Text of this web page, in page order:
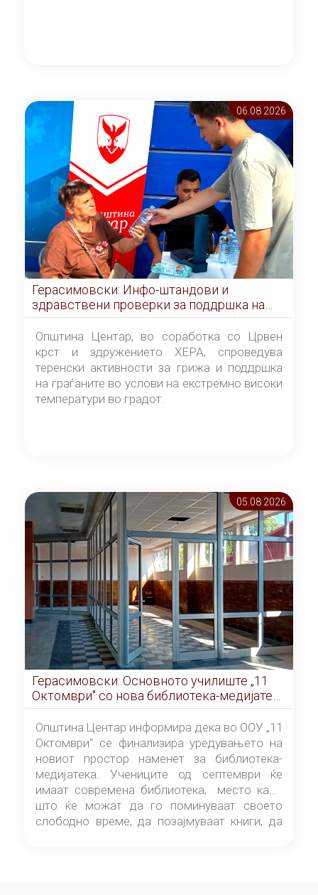
06.08 2026
Герасимовски: Инфо-штандови и
здравствени проверки за поддршка на
граѓаните во услови на топлотен бран
Општина Центар, во соработка со Црвен
крст и здружението ХЕРА, спроведува
теренски активности за грижа и поддршка
на граѓаните во услови на екстремно високи
температури во градот.
05.08 2026
Герасимовски: Основното училиште „11
Октомври" со нова библиотека-медијатека
од септември
Општина Центар информира дека во ООУ „11
Октомври" се финализира уредувањето на
новиот простор наменет за библиотека-
медијатека. Учениците од септември ќе
имаат современа библиотека, место каде
што ќе можат да го поминуваат своето
слободно време, да позајмуваат книги, да